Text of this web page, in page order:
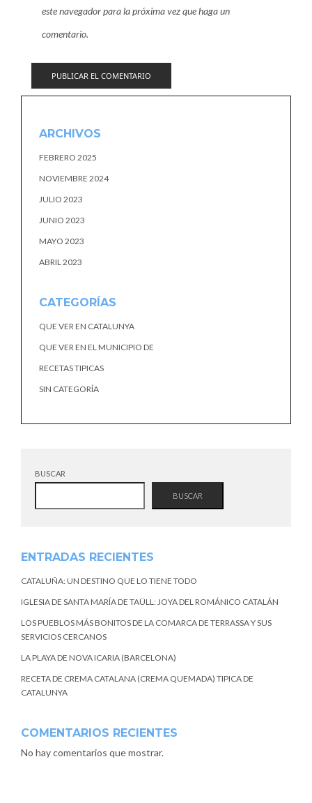
este navegador para la próxima vez que haga un
comentario.
ARCHIVOS
FEBRERO 2025
NOVIEMBRE 2024
JULIO 2023
JUNIO 2023
MAYO 2023
ABRIL 2023
CATEGORÍAS
QUE VER EN CATALUNYA
QUE VER EN EL MUNICIPIO DE
RECETAS TIPICAS
SIN CATEGORÍA
BUSCAR
BUSCAR
ENTRADAS RECIENTES
CATALUÑA: UN DESTINO QUE LO TIENE TODO
IGLESIA DE SANTA MARÍA DE TAÜLL: JOYA DEL ROMÁNICO CATALÁN
LOS PUEBLOS MÁS BONITOS DE LA COMARCA DE TERRASSA Y SUS
SERVICIOS CERCANOS
LA PLAYA DE NOVA ICARIA (BARCELONA)
RECETA DE CREMA CATALANA (CREMA QUEMADA) TIPICA DE
CATALUNYA
COMENTARIOS RECIENTES
No hay comentarios que mostrar.